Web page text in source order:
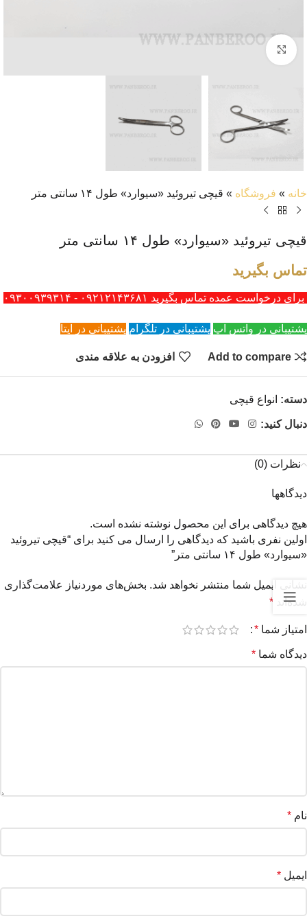
بزرگنمایی تصویر
خانه » فروشگاه » قیچی تیروئید «سیوارد» طول ۱۴ سانتی متر
قیچی تیروئید «سیوارد» طول ۱۴ سانتی متر
تماس بگیرید
برای درخواست عمده تماس بگیرید ۰۹۲۱۲۱۴۳۶۸۱ - ۰۹۳۰۰۹۳۹۳۱۴
پشتیبانی در واتس اپ پشتیبانی در تلگرام پشتیبانی در ایتا
Add to compare افزودن به علاقه مندی
دسته: انواع قیچی
دنبال کنید:
نظرات (0)
دیدگاهها
هیچ دیدگاهی برای این محصول نوشته نشده است.
اولین نفری باشید که دیدگاهی را ارسال می کنید برای “قیچی تیروئید
«سیوارد» طول ۱۴ سانتی متر”
نشانی ایمیل شما منتشر نخواهد شد. بخش‌های موردنیاز علامت‌گذاری
شده‌اند *
امتیاز شما *
دیدگاه شما *
نام *
ایمیل *